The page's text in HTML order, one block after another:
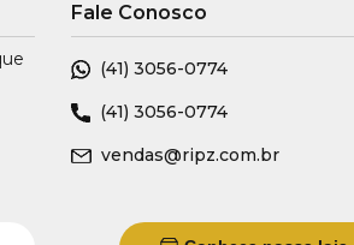
Fale Conosco
(41) 3056-0774
(41) 3056-0774
vendas@ripz.com.br